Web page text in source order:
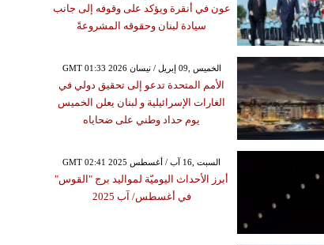
عون في أنقرة ويؤكد على وقوفه إلى جانب
سيادة لبنان وحقوقه المشروعةً
GMT 01:33 2026 الخميس ,09 إبريل / نيسان
الأمم المتحدة تدعو إلى تحقيق دولي في
الغارات الإسرائيلية و لبنان يعلن الخميس
يوم حداد وطني على ضحاياه
GMT 02:41 2025 السبت ,16 آب / أغسطس
أبرز الأحداث اليوميّة لمواليد برج "القوس"
في أغسطس/ آب 2025